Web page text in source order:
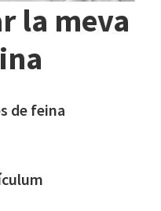
la meva
de feina